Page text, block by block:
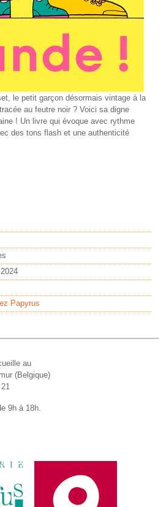
le petit garçon désormais vintage à la
au feutre noir ? Voici sa digne
! Un livre qui évoque avec rythme
des tons flash et une authenticité
Papyrus
au
(Belgique)
9h à 18h.